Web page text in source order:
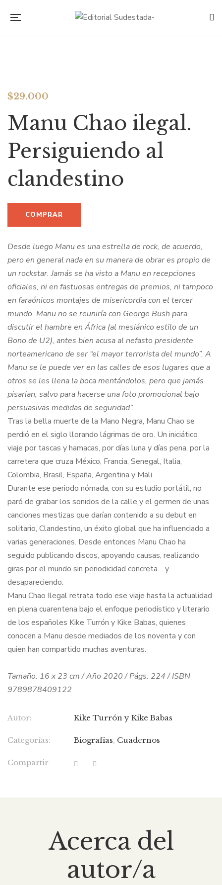
$29.000
Manu Chao ilegal.
Persiguiendo al
clandestino
Desde luego Manu es una estrella de rock, de acuerdo,
pero en general nada en su manera de obrar es propio de
un rockstar. Jamás se ha visto a Manu en recepciones
oficiales, ni en fastuosas entregas de premios, ni tampoco
en faraónicos montajes de misericordia con el tercer
mundo. Manu no se reuniría con George Bush para
discutir el hambre en África (al mesiánico estilo de un
Bono de U2), antes bien acusa al nefasto presidente
norteamericano de ser “el mayor terrorista del mundo”. A
Manu se le puede ver en las calles de esos lugares que a
otros se les llena la boca mentándolos, pero que jamás
pisarían, salvo para hacerse una foto promocional bajo
persuasivas medidas de seguridad”.
Tras la bella muerte de la Mano Negra, Manu Chao se
perdió en el siglo llorando lágrimas de oro. Un iniciático
viaje por tascas y hamacas, por días luna y días pena, por la
carretera que cruza México, Francia, Senegal, Italia,
Colombia, Brasil, España, Argentina y Mali.
Durante ese periodo nómada, con su estudio portátil, no
paró de grabar los sonidos de la calle y el germen de unas
canciones mestizas que darían contenido a su debut en
solitario, Clandestino, un éxito global que ha influenciado a
varias generaciones. Desde entonces Manu Chao ha
seguido publicando discos, apoyando causas, realizando
giras por el mundo sin periodicidad concreta… y
desapareciendo.
Manu Chao Ilegal retrata todo ese viaje hasta la actualidad
en plena cuarentena bajo el enfoque periodístico y literario
de los españoles Kike Turrón y Kike Babas, quienes
conocen a Manu desde mediados de los noventa y con
quien han compartido muchas aventuras.
Tamaño: 16 x 23 cm / Año 2020 / Págs. 224 / ISBN
9789878409122
Autor: Kike Turrón y Kike Babas
Categorías: Biografías, Cuadernos
Compartir
Acerca del
autor/a